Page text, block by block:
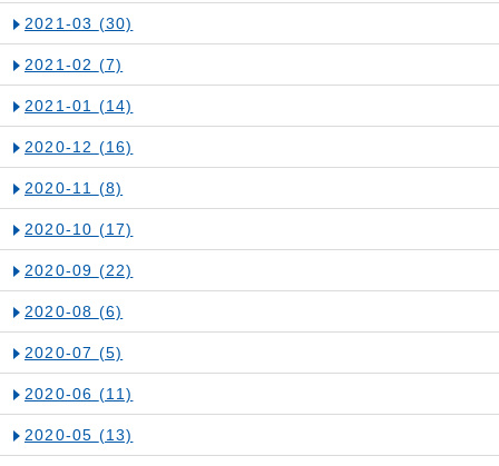
2021-03 (30)
2021-02 (7)
2021-01 (14)
2020-12 (16)
2020-11 (8)
2020-10 (17)
2020-09 (22)
2020-08 (6)
2020-07 (5)
2020-06 (11)
2020-05 (13)